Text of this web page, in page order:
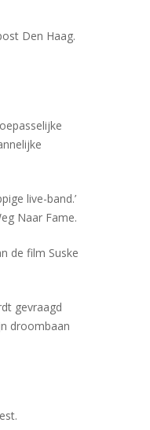
Den Haag.
live-band.’
Naar Fame.
de film Suske
gevraagd
droombaan